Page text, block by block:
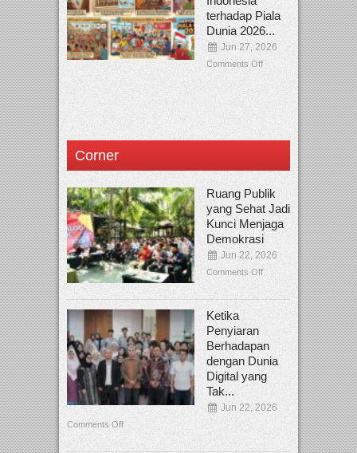
terhadap Piala
Dunia 2026...
Jun 27, 2026
Comments Off
Corner
Ruang Publik
yang Sehat Jadi
Kunci Menjaga
Demokrasi
Jun 22, 2026
Comments Off
Ketika
Penyiaran
Berhadapan
dengan Dunia
Digital yang
Tak...
Jun 22, 2026
Comments Off